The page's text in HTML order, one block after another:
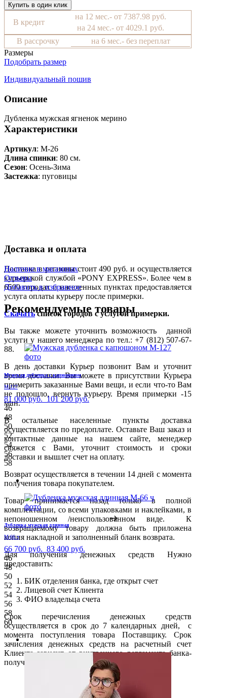
Купить в один клик
В кредит
на 12 мес.- от 7387.98 руб.
на 24 мес.- от 4029.1 руб.
В рассрочку
на 6 мес.- без переплат
Размеры
Подобрать размер
Индивидуальный пошив
Описание
Дубленка мужская ягненок мерино
Характеристики
Артикул: М-26
Длина спинки: 80 см.
Сезон: Осень-Зима
Застежка: пуговицы
Доставка и оплата
Доставка в регионы стоит 490 руб. и осуществляется
курьерской службой «PONY EXPRESS». Более чем в
6500 городах и населенных пунктах предоставляется
услуга оплаты курьеру после примерки.
Скачатьсписок городов с услугой примерки.
Вы также можете уточнить возможность данной
услуги у нашего менеджера по тел.: +7 (812) 507-67-
88.
В день доставки Курьер позвонит Вам и уточнит
время доставки. Вы можете в присутствии Курьера
примерить заказанные Вами вещи, и если что-то Вам
не подошло, вернуть курьеру. Время примерки -15
мин.
В остальные населенные пункты доставка
осуществляется по предоплате. Оставьте Ваш заказ и
контактные данные на нашем сайте, менеджер
свяжется с Вами, уточнит стоимость и сроки
доставки и вышлет счет на оплату.
Возврат осуществляется в течении 14 дней с момента
получения товара покупателем.
Товар принимается назад только в полной
комплектации, со всеми упаковками и наклейками, в
непоношенном /неиспользованном виде. К
возвращаемому товару должна быть приложена
копия накладной и заполненный бланк возврата.
Для получения денежных средств Нужно
предоставить:
БИК отделения банка, где открыт счет
Лицевой счет Клиента
ФИО владельца счета
Срок перечисления денежных средств
осуществляется в срок до 7 календарных дней, с
момента поступления товара Поставщику. Срок
зачисления денежных средств на расчетный счет
Клиента зависит от внутреннего регламента банка-
получателя.
Наличие в магазинах
Отзывы
Добавить в избранное
Рекомендуемые товары
Мужская дубленка с капюшоном
М-127
81 000 руб. 101 200 руб.
46
48
50
52
54
56
58
Дубленка мужская длинная
М-66 ч
66 700 руб. 83 400 руб.
46
48
50
52
54
56
58
60